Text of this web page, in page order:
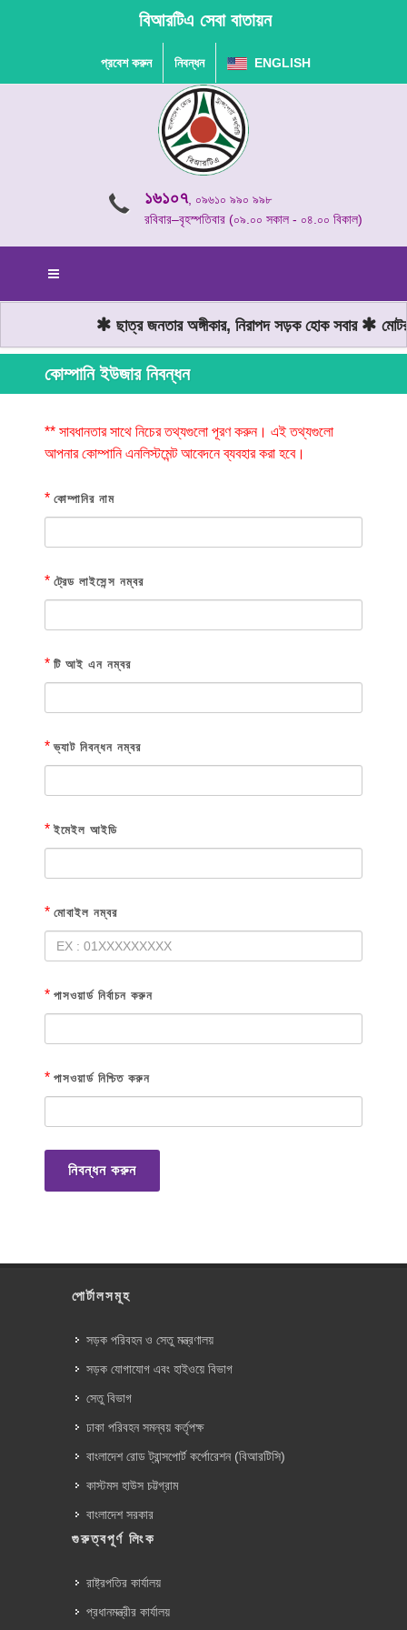
বিআরটিএ সেবা বাতায়ন
প্রবেশ করুন নিবন্ধন ENGLISH
১৬১০৭, ০৯৬১০ ৯৯০ ৯৯৮
রবিবার–বৃহস্পতিবার (০৯.০০ সকাল - ০৪.০০ বিকাল)
ছাত্র জনতার অঙ্গীকার, নিরাপদ সড়ক হোক সবার
কোম্পানি ইউজার নিবন্ধন
** সাবধানতার সাথে নিচের তথ্যগুলো পূরণ করুন। এই তথ্যগুলো
আপনার কোম্পানি এনলিস্টমেন্ট আবেদনে ব্যবহার করা হবে।
* কোম্পানির নাম
* ট্রেড লাইসেন্স নম্বর
* টি আই এন নম্বর
* ভ্যাট নিবন্ধন নম্বর
* ইমেইল আইডি
* মোবাইল নম্বর
* পাসওয়ার্ড নির্বাচন করুন
* পাসওয়ার্ড নিশ্চিত করুন
নিবন্ধন করুন
পোর্টালসমূহ
সড়ক পরিবহন ও সেতু মন্ত্রণালয়
সড়ক যোগাযোগ এবং হাইওয়ে বিভাগ
সেতু বিভাগ
ঢাকা পরিবহন সমন্বয় কর্তৃপক্ষ
বাংলাদেশ রোড ট্রান্সপোর্ট কর্পোরেশন (বিআরটিসি)
কাস্টমস হাউস চট্টগ্রাম
বাংলাদেশ সরকার
গুরুত্বপূর্ণ লিংক
রাষ্ট্রপতির কার্যালয়
প্রধানমন্ত্রীর কার্যালয়